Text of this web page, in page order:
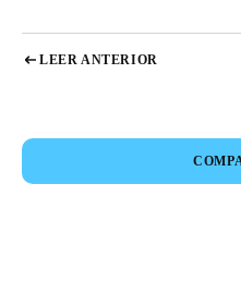
LEER ANTERIOR